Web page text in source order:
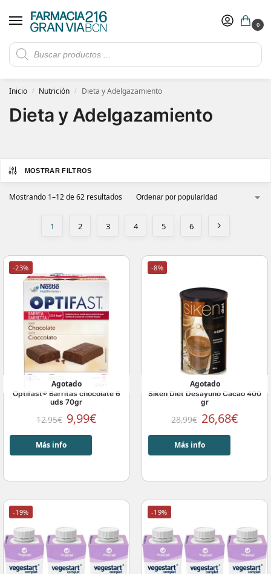
0
Rebajas de verano hasta -30%
​ 5€ de descuento con el cupón 5GRANVIA (compras superiores a 150€)
Inicio / Nutrición / Dieta y Adelgazamiento
Dieta y Adelgazamiento
MOSTRAR FILTROS
Mostrando 1–12 de 62 resultados
1 2 3 4 5 6
-23%
Agotado
Optifast® Barritas chocolate 6
uds 70gr
12,95€ 9,99€
Más info
-8%
Agotado
Siken Diet Desayuno Cacao 400
gr
28,99€ 26,68€
Más info
-19% -19%